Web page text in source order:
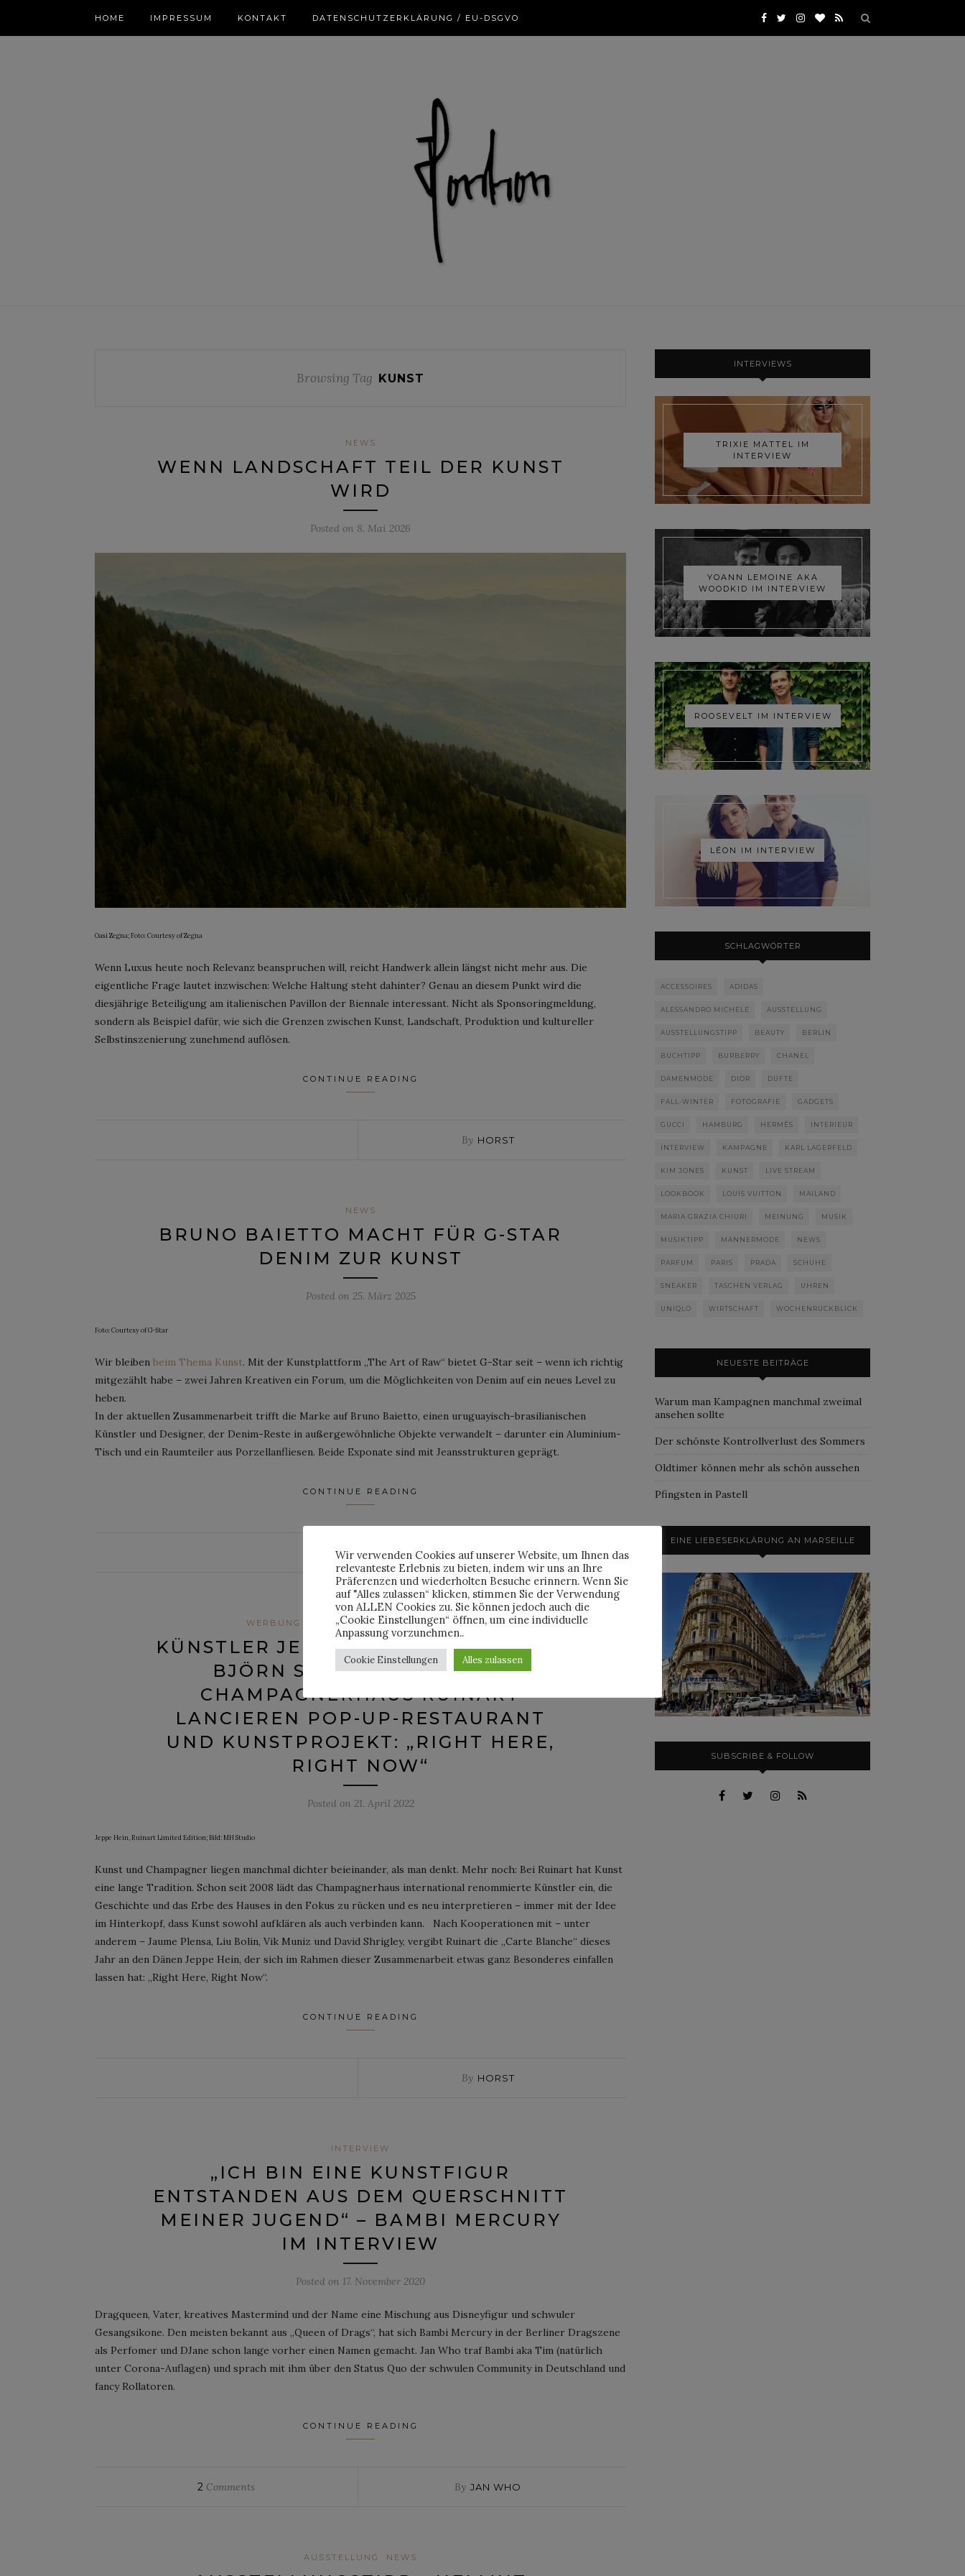
HOME IMPRESSUM KONTAKT DATENSCHUTZERKLÄRUNG / EU-DSGVO
Browsing Tag KUNST
NEWS
WENN LANDSCHAFT TEIL DER KUNST
WIRD
Posted on 8. Mai 2026
Oasi Zegna; Foto: Courtesy of Zegna
Wenn Luxus heute noch Relevanz beanspruchen will, reicht Handwerk allein längst nicht mehr aus. Die
eigentliche Frage lautet inzwischen: Welche Haltung steht dahinter? Genau an diesem Punkt wird die
diesjährige Beteiligung am italienischen Pavillon der Biennale interessant. Nicht als Sponsoringmeldung,
sondern als Beispiel dafür, wie sich die Grenzen zwischen Kunst, Landschaft, Produktion und kultureller
Selbstinszenierung zunehmend auflösen.
CONTINUE READING
By HORST
NEWS
BRUNO BAIETTO MACHT FÜR G-STAR
DENIM ZUR KUNST
Posted on 25. März 2025
Foto: Courtesy of G-Star
Wir bleiben beim Thema Kunst. Mit der Kunstplattform „The Art of Raw“ bietet G-Star seit – wenn ich richtig
mitgezählt habe – zwei Jahren Kreativen ein Forum, um die Möglichkeiten von Denim auf ein neues Level zu
heben.
In der aktuellen Zusammenarbeit trifft die Marke auf Bruno Baietto, einen uruguayisch-brasilianischen
Künstler und Designer, der Denim-Reste in außergewöhnliche Objekte verwandelt – darunter ein Aluminium-
Tisch und ein Raumteiler aus Porzellanfliesen. Beide Exponate sind mit Jeansstrukturen geprägt.
CONTINUE READING
By HORST
WERBUNG - IN KOOPERATION MIT RUINART
KÜNSTLER JEPPE HEIN, STERNEKOCH
BJÖRN SWANSON UND DAS
CHAMPAGNERHAUS RUINART
LANCIEREN POP-UP-RESTAURANT
UND KUNSTPROJEKT: „RIGHT HERE,
RIGHT NOW“
Posted on 21. April 2022
Jeppe Hein, Ruinart Limited Edition; Bild: MH Studio
Kunst und Champagner liegen manchmal dichter beieinander, als man denkt. Mehr noch: Bei Ruinart hat Kunst
eine lange Tradition. Schon seit 2008 lädt das Champagnerhaus international renommierte Künstler ein, die
Geschichte und das Erbe des Hauses in den Fokus zu rücken und es neu interpretieren – immer mit der Idee
im Hinterkopf, dass Kunst sowohl aufklären als auch verbinden kann. Nach Kooperationen mit – unter
anderem – Jaume Plensa, Liu Bolin, Vik Muniz und David Shrigley, vergibt Ruinart die „Carte Blanche“ dieses
Jahr an den Dänen Jeppe Hein, der sich im Rahmen dieser Zusammenarbeit etwas ganz Besonderes einfallen
lassen hat: „Right Here, Right Now“.
CONTINUE READING
By HORST
INTERVIEW
„ICH BIN EINE KUNSTFIGUR
ENTSTANDEN AUS DEM QUERSCHNITT
MEINER JUGEND“ – BAMBI MERCURY
IM INTERVIEW
Posted on 17. November 2020
Dragqueen, Vater, kreatives Mastermind und der Name eine Mischung aus Disneyfigur und schwuler
Gesangsikone. Den meisten bekannt aus „Queen of Drags“, hat sich Bambi Mercury in der Berliner Dragszene
als Perfomer und DJane schon lange vorher einen Namen gemacht. Jan Who traf Bambi aka Tim (natürlich
unter Corona-Auflagen) und sprach mit ihm über den Status Quo der schwulen Community in Deutschland und
fancy Rollatoren.
CONTINUE READING
2 Comments By JAN WHO
AUSSTELLUNG NEWS
INTERVIEWS
TRIXIE MATTEL IM
INTERVIEW
YOANN LEMOINE AKA
WOODKID IM INTERVIEW
ROOSEVELT IM INTERVIEW
LÉON IM INTERVIEW
SCHLAGWÖRTER
ACCESSOIRES ADIDAS
ALESSANDRO MICHELE AUSSTELLUNG
AUSSTELLUNGSTIPP BEAUTY BERLIN
BUCHTIPP BURBERRY CHANEL
DAMENMODE DIOR DÜFTE
FALL-WINTER FOTOGRAFIE GADGETS
GUCCI HAMBURG HERMÈS INTERIEUR
INTERVIEW KAMPAGNE KARL LAGERFELD
KIM JONES KUNST LIVE STREAM
LOOKBOOK LOUIS VUITTON MAILAND
MARIA GRAZIA CHIURI MEINUNG MUSIK
MUSIKTIPP MÄNNERMODE NEWS
PARFUM PARIS PRADA SCHUHE
SNEAKER TASCHEN VERLAG UHREN
UNIQLO WIRTSCHAFT WOCHENRÜCKBLICK
NEUESTE BEITRÄGE
Warum man Kampagnen manchmal zweimal
ansehen sollte
Der schönste Kontrollverlust des Sommers
Oldtimer können mehr als schön aussehen
Pfingsten in Pastell
EINE LIEBESERKLÄRUNG AN MARSEILLE
SUBSCRIBE & FOLLOW
Wir verwenden Cookies auf unserer Website, um Ihnen das
relevanteste Erlebnis zu bieten, indem wir uns an Ihre
Präferenzen und wiederholten Besuche erinnern. Wenn Sie
auf "Alles zulassen“ klicken, stimmen Sie der Verwendung
von ALLEN Cookies zu. Sie können jedoch auch die
„Cookie Einstellungen“ öffnen, um eine individuelle
Anpassung vorzunehmen..
Cookie Einstellungen Alles zulassen